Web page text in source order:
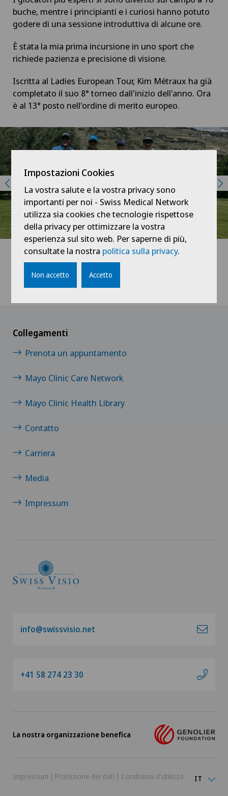
buche, mentre i principianti e i curiosi hanno potuto
godere di una sessione introduttiva di alcune ore.
È stata la mia prima incursione in uno sport che
richiede pazienza e precisione di visione.
Iscritta al Ladies European Tour, Kim Métraux ha già
completato il suo 8° torneo dall'inizio dell'anno. Ora
è al 13° posto nell'ordine di merito europeo.
Swiss Visio
News / Eventi
Una giornata con Kim Métraux
Collegamenti
Prenota un appuntamento
Mayo Clinic Care Network
Mayo Clinic Health Library
Contatto
Carriera
Media
Impressum
info@swissvisio.net
+41 58 274 23 30
La nostra organizzazione benefica
Impressum | Protezione dei dati | Condizioni d'utilizzo IT
Impostazioni Cookies
La vostra salute e la vostra privacy sono
importanti per noi - Swiss Medical Network
utilizza sia cookies che tecnologie rispettose
della privacy per ottimizzare la vostra
esperienza sul sito web. Per saperne di più,
consultate la nostra politica sulla privacy.
Non accetto Accetto